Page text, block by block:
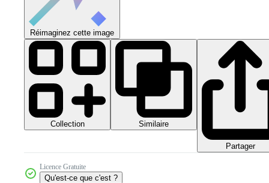
Réimaginez cette image
Collection Similaire
Partager
Licence Gratuite
Qu'est-ce que c'est ?